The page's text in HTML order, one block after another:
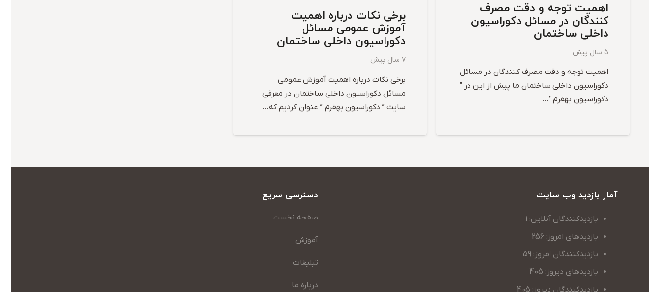
اهمیت توجه و دقت مصرف
کنندگان در مسائل دکوراسیون
داخلی ساختمان
5 سال پیش
اهمیت توجه و دقت مصرف کنندگان در مسائل
دکوراسیون داخلی ساختمان ما پیش از این در ”
دکوراسیون بهفرم ”…
برخی نکات درباره اهمیت
آموزش عمومی مسائل
دکوراسیون داخلی ساختمان
7 سال پیش
برخی نکات درباره اهمیت آموزش عمومی
مسائل دکوراسیون داخلی ساختمان در معرفی
سایت ” دکوراسیون بهفرم ” عنوان کردیم که…
آمار بازدید وب سایت
بازدیدکنندگان آنلاین: 1
بازدیدهای امروز: 256
بازدیدکنندگان امروز: 59
بازدیدهای دیروز: 405
بازدیدکنندگان دیروز: 405
دسترسی سریع
صفحه نخست
آموزش
تبلیغات
درباره ما